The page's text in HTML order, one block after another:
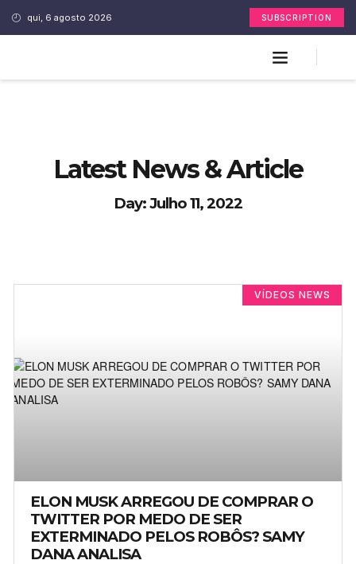
qui, 6 agosto 2026 SUBSCRIPTION
Latest News & Article
Day: Julho 11, 2022
VÍDEOS NEWS
ELON MUSK ARREGOU DE COMPRAR O
TWITTER POR MEDO DE SER
EXTERMINADO PELOS ROBÔS? SAMY
DANA ANALISA